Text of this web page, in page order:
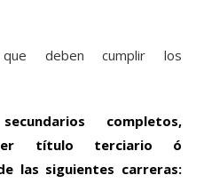
que deben cumplir los
completos,
título terciario ó
las siguientes carreras: